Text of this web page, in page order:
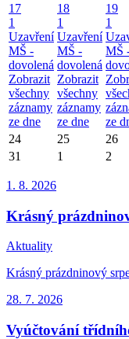
17
1
Uzavření
MŠ -
dovolená
Zobrazit
všechny
záznamy
ze dne
18
1
Uzavření
MŠ -
dovolená
Zobrazit
všechny
záznamy
ze dne
19
1
MŠ
ze
24 25 26
31
1 2
1. 8. 2026
Krásný
Aktuality
Krásný prázdninový
28. 7. 2026
Vyúčtování